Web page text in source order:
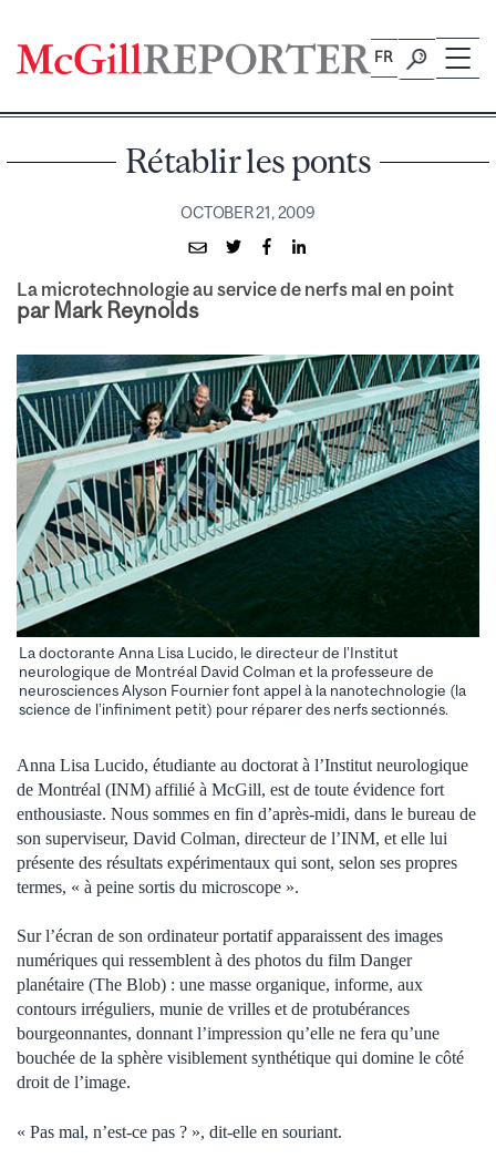
content
FR
Rétablir les ponts
OCTOBER 21, 2009
La microtechnologie au service de nerfs mal en point
par Mark Reynolds
La doctorante Anna Lisa Lucido, le directeur de l’Institut
neurologique de Montréal David Colman et la professeure de
neurosciences Alyson Fournier font appel à la nanotechnologie (la
science de l’infiniment petit) pour réparer des nerfs sectionnés.
Anna Lisa Lucido, étudiante au doctorat à l’Institut neurologique
de Montréal (INM) affilié à McGill, est de toute évidence fort
enthousiaste. Nous sommes en fin d’après-midi, dans le bureau de
son superviseur, David Colman, directeur de l’INM, et elle lui
présente des résultats expérimentaux qui sont, selon ses propres
termes, « à peine sortis du microscope ».
Sur l’écran de son ordinateur portatif apparaissent des images
numériques qui ressemblent à des photos du film Danger
planétaire (The Blob) : une masse organique, informe, aux
contours irréguliers, munie de vrilles et de protubérances
bourgeonnantes, donnant l’impression qu’elle ne fera qu’une
bouchée de la sphère visiblement synthétique qui domine le côté
droit de l’image.
« Pas mal, n’est-ce pas ? », dit-elle en souriant.